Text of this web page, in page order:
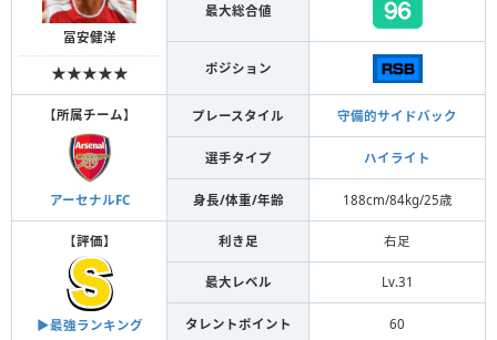
冨安健洋
★★★★★
最大総合値
ポジション
【所属チーム】
アーセナルFC
プレースタイル 守備的サイドバック
選手タイプ ハイライト
身長/体重/年齢 188cm/84kg/25歳
【評価】
▶︎最強ランキング
利き足 右足
最大レベル Lv.31
タレントポイント 60